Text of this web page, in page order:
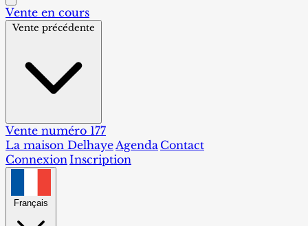
Vente en cours
Vente précédente
Vente numéro 177
La maison DelhayeAgenda Contact
ConnexionInscription
Français